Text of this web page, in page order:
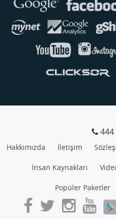
444
Hakkımızda İletişim
İnsan Kaynakları
Popüler Paketler